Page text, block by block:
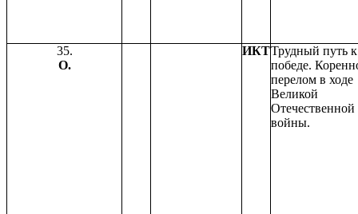
35.
О.
ИКТТрудный путь к
победе.
перелом в ходе
Великой
Отечественной
войны.